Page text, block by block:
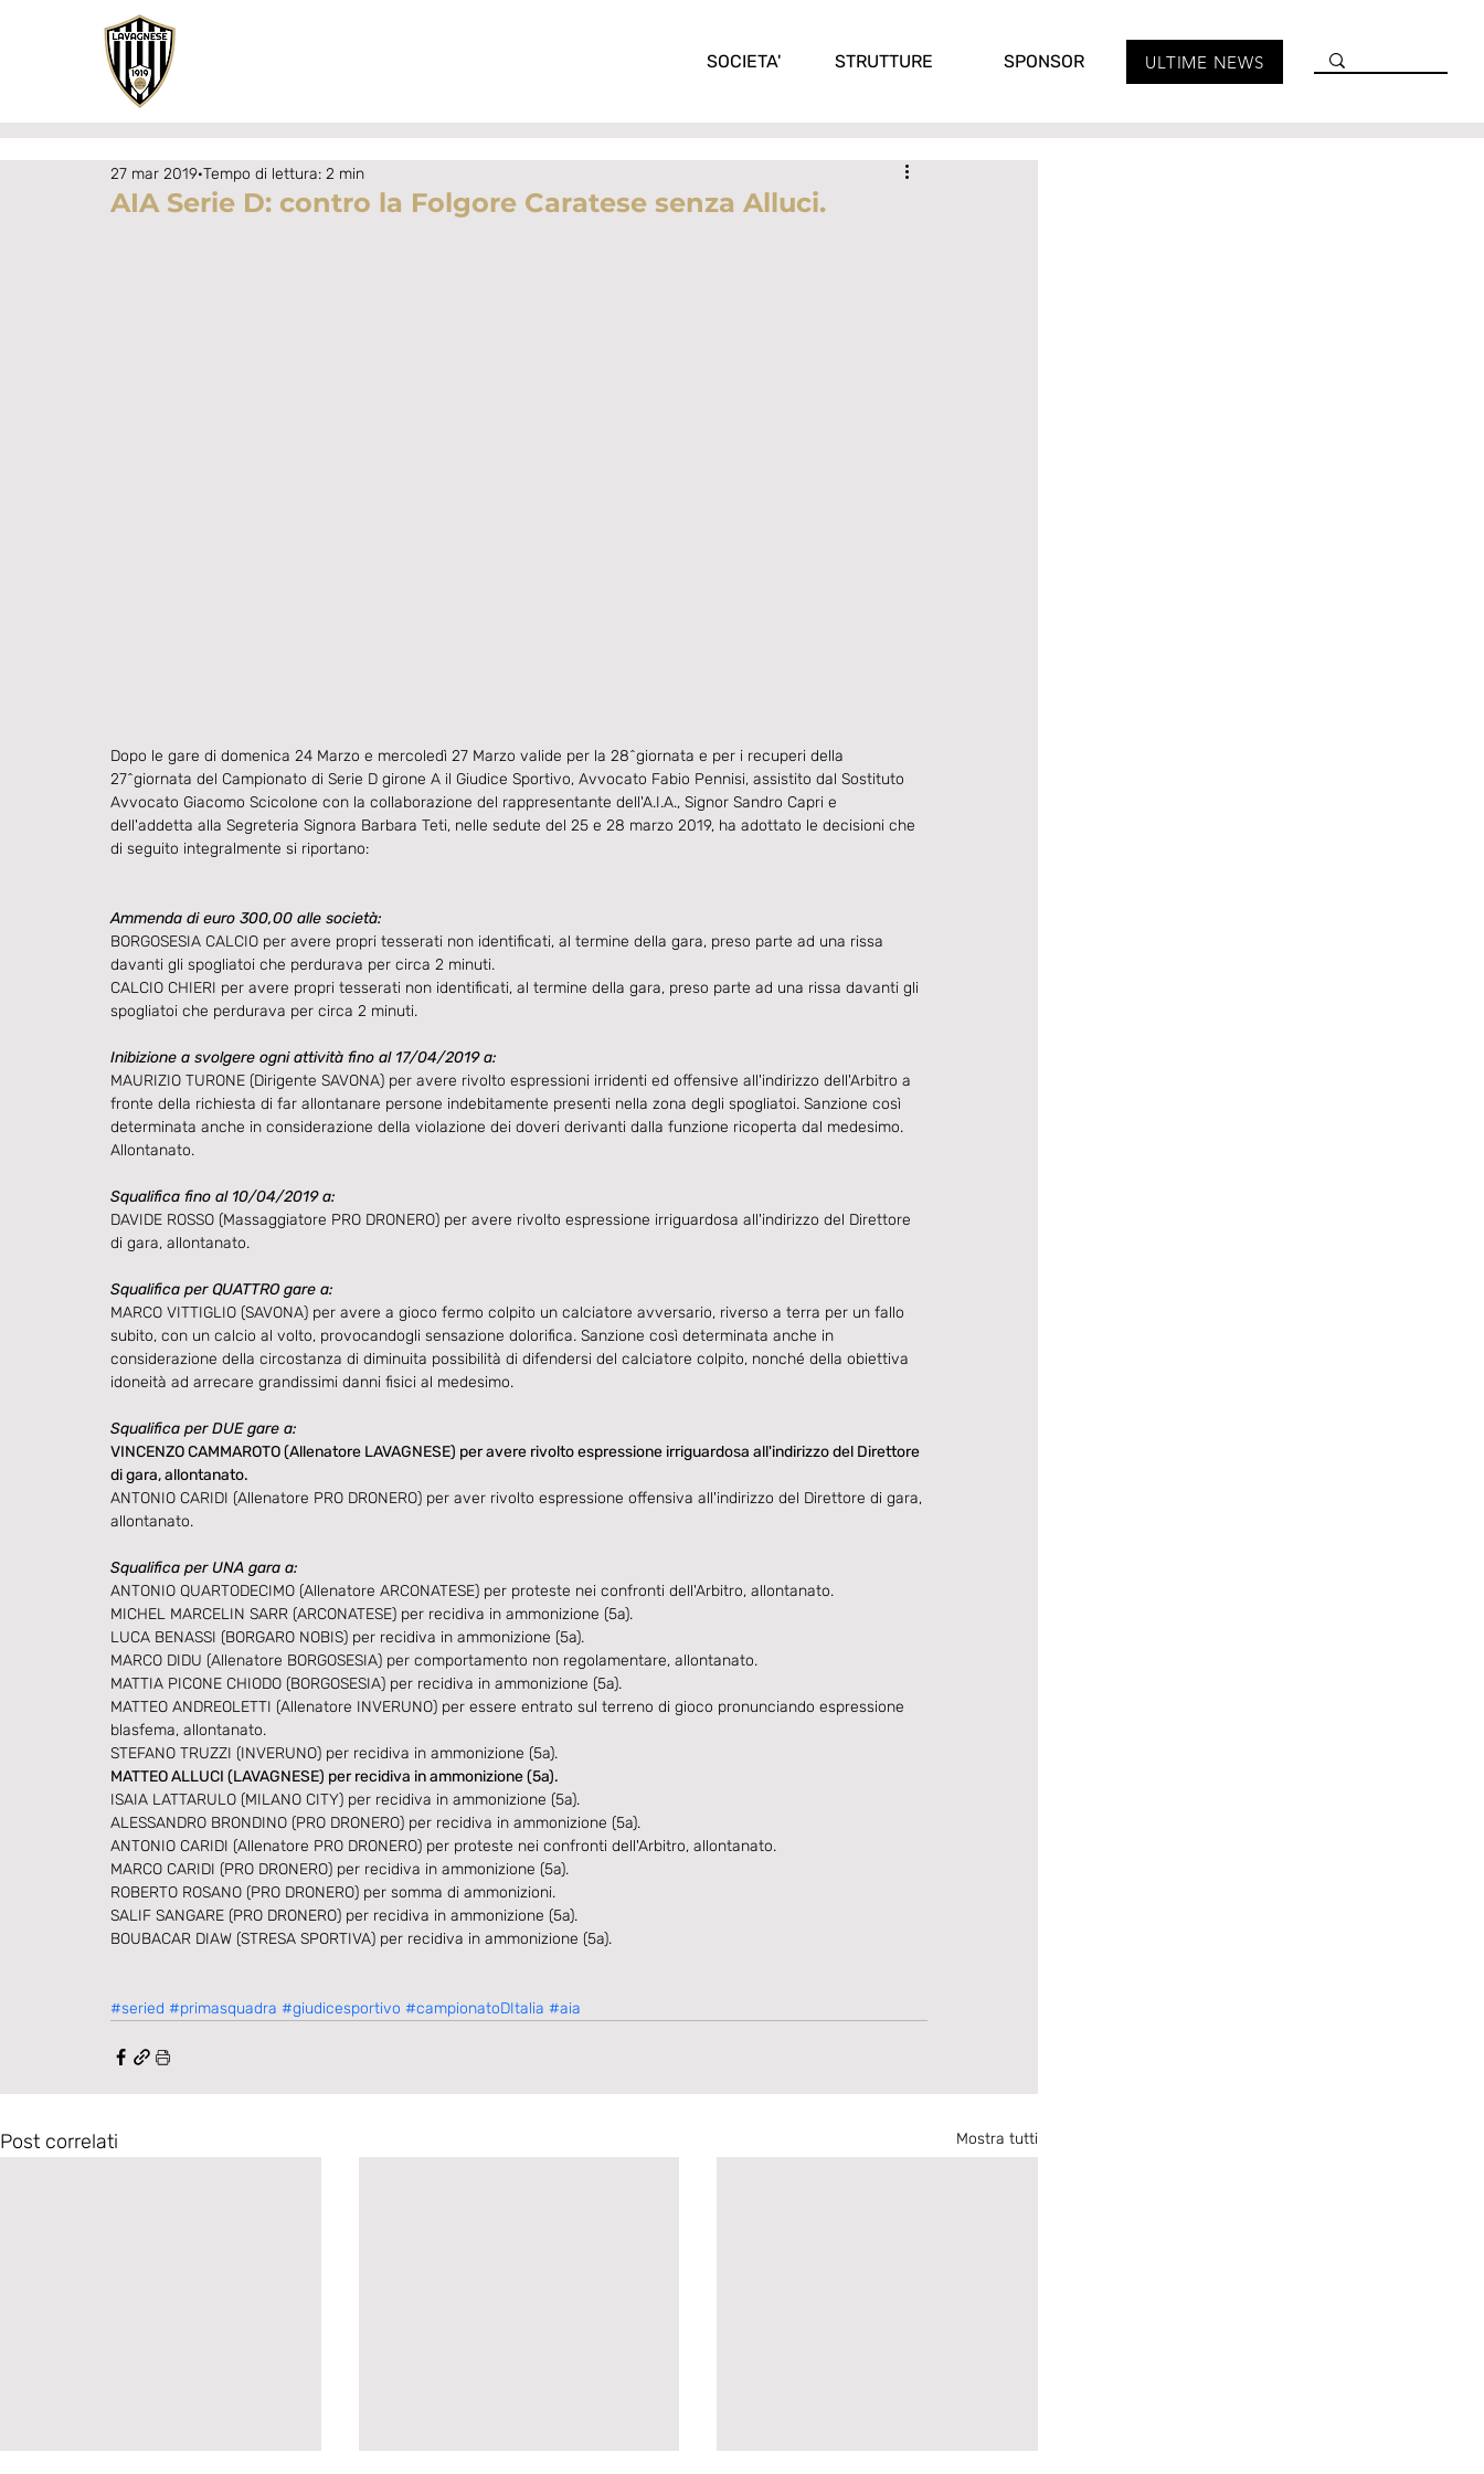
SOCIETA' STRUTTURE SPONSOR ULTIME NEWS
AIA Serie D: contro la Folgore Caratese senza Alluci.
27 mar 2019 Tempo di lettura: 2 min
Dopo le gare di domenica 24 Marzo e mercoledì 27 Marzo valide per la 28^giornata e per i recuperi della
27^giornata del Campionato di Serie D girone A il Giudice Sportivo, Avvocato Fabio Pennisi, assistito dal Sostituto
Avvocato Giacomo Scicolone con la collaborazione del rappresentante dell'A.I.A., Signor Sandro Capri e
dell'addetta alla Segreteria Signora Barbara Teti, nelle sedute del 25 e 28 marzo 2019, ha adottato le decisioni che
di seguito integralmente si riportano:
Ammenda di euro 300,00 alle società:
BORGOSESIA CALCIO per avere propri tesserati non identificati, al termine della gara, preso parte ad una rissa
davanti gli spogliatoi che perdurava per circa 2 minuti.​
CALCIO CHIERI per avere propri tesserati non identificati, al termine della gara, preso parte ad una rissa davanti gli
spogliatoi che perdurava per circa 2 minuti.
Inibizione a svolgere ogni attività fino al 17/04/2019 a:
MAURIZIO TURONE (Dirigente SAVONA) per avere rivolto espressioni irridenti ed offensive all'indirizzo dell'Arbitro a
fronte della richiesta di far allontanare persone indebitamente presenti nella zona degli spogliatoi. Sanzione così
determinata anche in considerazione della violazione dei doveri derivanti dalla funzione ricoperta dal medesimo.
Allontanato.
Squalifica fino al 10/04/2019 a:
DAVIDE ROSSO (Massaggiatore PRO DRONERO) per avere rivolto espressione irriguardosa all'indirizzo del Direttore
di gara, allontanato.
Squalifica per QUATTRO gare a:
MARCO VITTIGLIO (SAVONA) per avere a gioco fermo colpito un calciatore avversario, riverso a terra per un fallo
subito, con un calcio al volto, provocandogli sensazione dolorifica. Sanzione così determinata anche in
considerazione della circostanza di diminuita possibilità di difendersi del calciatore colpito, nonché della obiettiva
idoneità ad arrecare grandissimi danni fisici al medesimo.
Squalifica per DUE gare a:
VINCENZO CAMMAROTO (Allenatore LAVAGNESE) per avere rivolto espressione irriguardosa all'indirizzo del Direttore
di gara, allontanato.
ANTONIO CARIDI (Allenatore PRO DRONERO) per aver rivolto espressione offensiva all'indirizzo del Direttore di gara,
allontanato.
Squalifica per UNA gara a:
ANTONIO QUARTODECIMO (Allenatore ARCONATESE) per proteste nei confronti dell'Arbitro, allontanato.
MICHEL MARCELIN SARR (ARCONATESE) per recidiva in ammonizione (5a).
LUCA BENASSI (BORGARO NOBIS) per recidiva in ammonizione (5a).
MARCO DIDU (Allenatore BORGOSESIA) per comportamento non regolamentare, allontanato.
MATTIA PICONE CHIODO (BORGOSESIA) per recidiva in ammonizione (5a).
MATTEO ANDREOLETTI (Allenatore INVERUNO) per essere entrato sul terreno di gioco pronunciando espressione
blasfema, allontanato.
STEFANO TRUZZI (INVERUNO) per recidiva in ammonizione (5a).
MATTEO ALLUCI (LAVAGNESE) per recidiva in ammonizione (5a).
ISAIA LATTARULO (MILANO CITY) per recidiva in ammonizione (5a).
ALESSANDRO BRONDINO (PRO DRONERO) per recidiva in ammonizione (5a).
ANTONIO CARIDI (Allenatore PRO DRONERO) per proteste nei confronti dell'Arbitro, allontanato.
MARCO CARIDI (PRO DRONERO) per recidiva in ammonizione (5a).
ROBERTO ROSANO (PRO DRONERO) per somma di ammonizioni.
SALIF SANGARE (PRO DRONERO) per recidiva in ammonizione (5a).
BOUBACAR DIAW (STRESA SPORTIVA) per recidiva in ammonizione (5a).​
#seried #primasquadra #giudicesportivo #campionatoDItalia #aia
Post correlati Mostra tutti